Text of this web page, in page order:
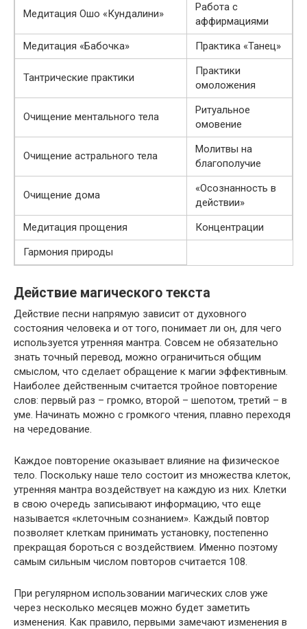
Медитация Ошо «Кундалини»
Работа с
аффирмациями
Медитация «Бабочка»
Практика «Танец»
Тантрические практики
Практики
омоложения
Очищение ментального тела
Ритуальное
омовение
Очищение астрального тела
Молитвы на
благополучие
Очищение дома
«Осознанность в
действии»
Медитация прощения
Концентрации
Гармония природы
Действие магического текста
Действие песни напрямую зависит от духовного
состояния человека и от того, понимает ли он, для чего
используется утренняя мантра. Совсем не обязательно
знать точный перевод, можно ограничиться общим
смыслом, что сделает обращение к магии эффективным.
Наиболее действенным считается тройное повторение
слов: первый раз – громко, второй – шепотом, третий – в
уме. Начинать можно с громкого чтения, плавно переходя
на чередование.
Каждое повторение оказывает влияние на физическое
тело. Поскольку наше тело состоит из множества клеток,
утренняя мантра воздействует на каждую из них. Клетки
в свою очередь записывают информацию, что еще
называется «клеточным сознанием». Каждый повтор
позволяет клеткам принимать установку, постепенно
прекращая бороться с воздействием. Именно поэтому
самым сильным числом повторов считается 108.
При регулярном использовании магических слов уже
через несколько месяцев можно будет заметить
изменения. Как правило, первыми замечают изменения в